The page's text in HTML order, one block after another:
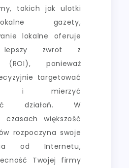
takich jak ulotki
gazety,
lokalne oferuje
lepszy zwrot z
(ROI), ponieważ
targetować
i mierzyć
działań. W
czasach większość
rozpoczyna swoje
od Internetu,
Twojej firmy